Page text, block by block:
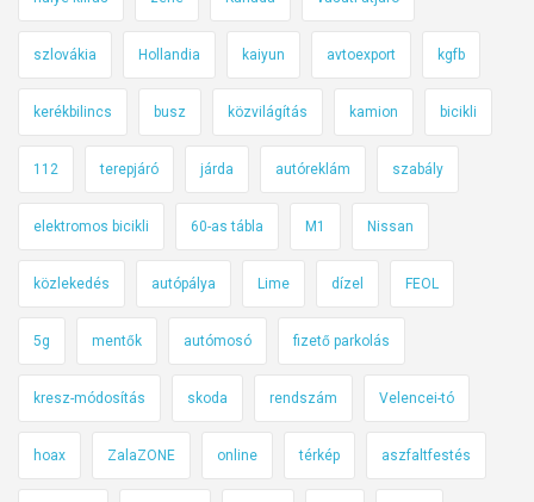
d
a
k
o
r
szlovákia Hollandia kaiyun avtoexport kgfb
kerékbilincs busz közvilágítás kamion bicikli
112 terepjáró járda autóreklám szabály
elektromos bicikli 60-as tábla M1 Nissan
közlekedés autópálya Lime dízel FEOL
5g mentők autómosó fizető parkolás
kresz-módosítás skoda rendszám Velencei-tó
hoax ZalaZONE online térkép aszfaltfestés